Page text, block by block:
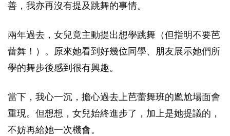
善，我亦再沒有提及跳舞的事情。
兩年過去，女兒竟主動提出想學跳舞（但指明不要芭
蕾舞！）。原來她看到好幾位同學、朋友展示她們所
學的舞步後感到很有興趣。
當下，我心一沉，擔心過去上芭蕾舞班的尷尬場面會
重現。但想想，女兒始終進步了，加上是她提議的，
不妨再給她一次機會。